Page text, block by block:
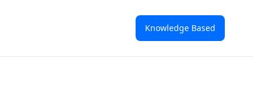
Knowledge Based